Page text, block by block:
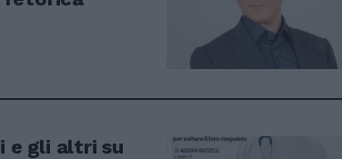
e gli altri su